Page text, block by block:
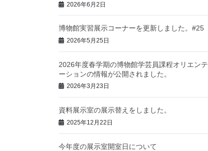
2026年6月2日
博物館実習展示コーナーを更新しました。#25
2026年5月25日
2026年度春学期の博物館学芸員課程オリエンテ
ーションの情報が公開されました。
2026年3月23日
資料展示室の展示替えをしました。
2025年12月22日
今年度の展示室開室日について